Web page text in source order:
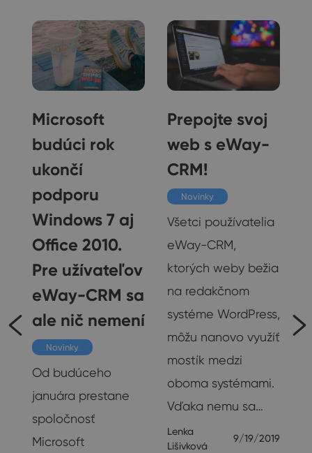
Microsoft
budúci rok
ukončí
podporu
Windows 7 aj
Office 2010.
Pre užívateľov
eWay-CRM sa
ale nič nemení
Novinky
Od budúceho
januára prestane
spoločnosť
Microsoft
Prepojte svoj
web s eWay-
CRM!
Novinky
Všetci používatelia
eWay-CRM,
ktorých weby bežia
na redakčnom
systéme WordPress,
môžu nanovo využíť
mostík medzi
oboma systémami.
Vďaka nemu sa…
Lenka
Lišivková
9/19/2019